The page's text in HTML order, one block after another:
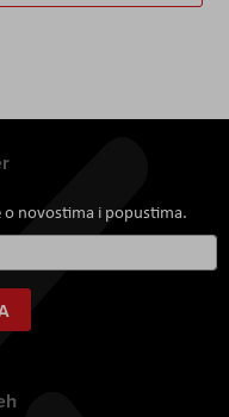
novostima i popustima.